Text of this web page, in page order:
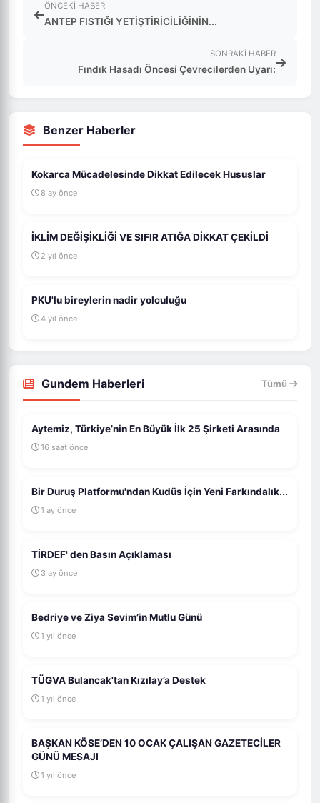
ÖNCEKI HABER
ANTEP FISTIĞI YETİŞTİRİCİLİĞİNİN...
SONRAKI HABER
Fındık Hasadı Öncesi Çevrecilerden Uyarı:
Benzer Haberler
Kokarca Mücadelesinde Dikkat Edilecek Hususlar
8 ay önce
İKLİM DEĞİŞİKLİĞİ VE SIFIR ATIĞA DİKKAT ÇEKİLDİ
2 yıl önce
PKU'lu bireylerin nadir yolculuğu
4 yıl önce
Gundem Haberleri Tümü
Aytemiz, Türkiye’nin En Büyük İlk 25 Şirketi Arasında
16 saat önce
Bir Duruş Platformu'ndan Kudüs İçin Yeni Farkındalık...
1 ay önce
TİRDEF' den Basın Açıklaması
3 ay önce
Bedriye ve Ziya Sevim’in Mutlu Günü
1 yıl önce
TÜGVA Bulancak'tan Kızılay’a Destek
1 yıl önce
BAŞKAN KÖSE’DEN 10 OCAK ÇALIŞAN GAZETECİLER
GÜNÜ MESAJI
1 yıl önce